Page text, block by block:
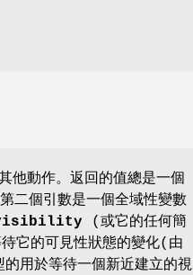
他動作。返回的值總是一個
二個引數是一個全域性變數
(或它的任何簡
它的可見性狀態的變化(由
於等待一個新近建立的視